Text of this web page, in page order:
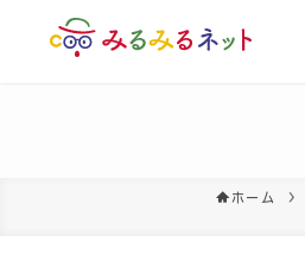
ホーム